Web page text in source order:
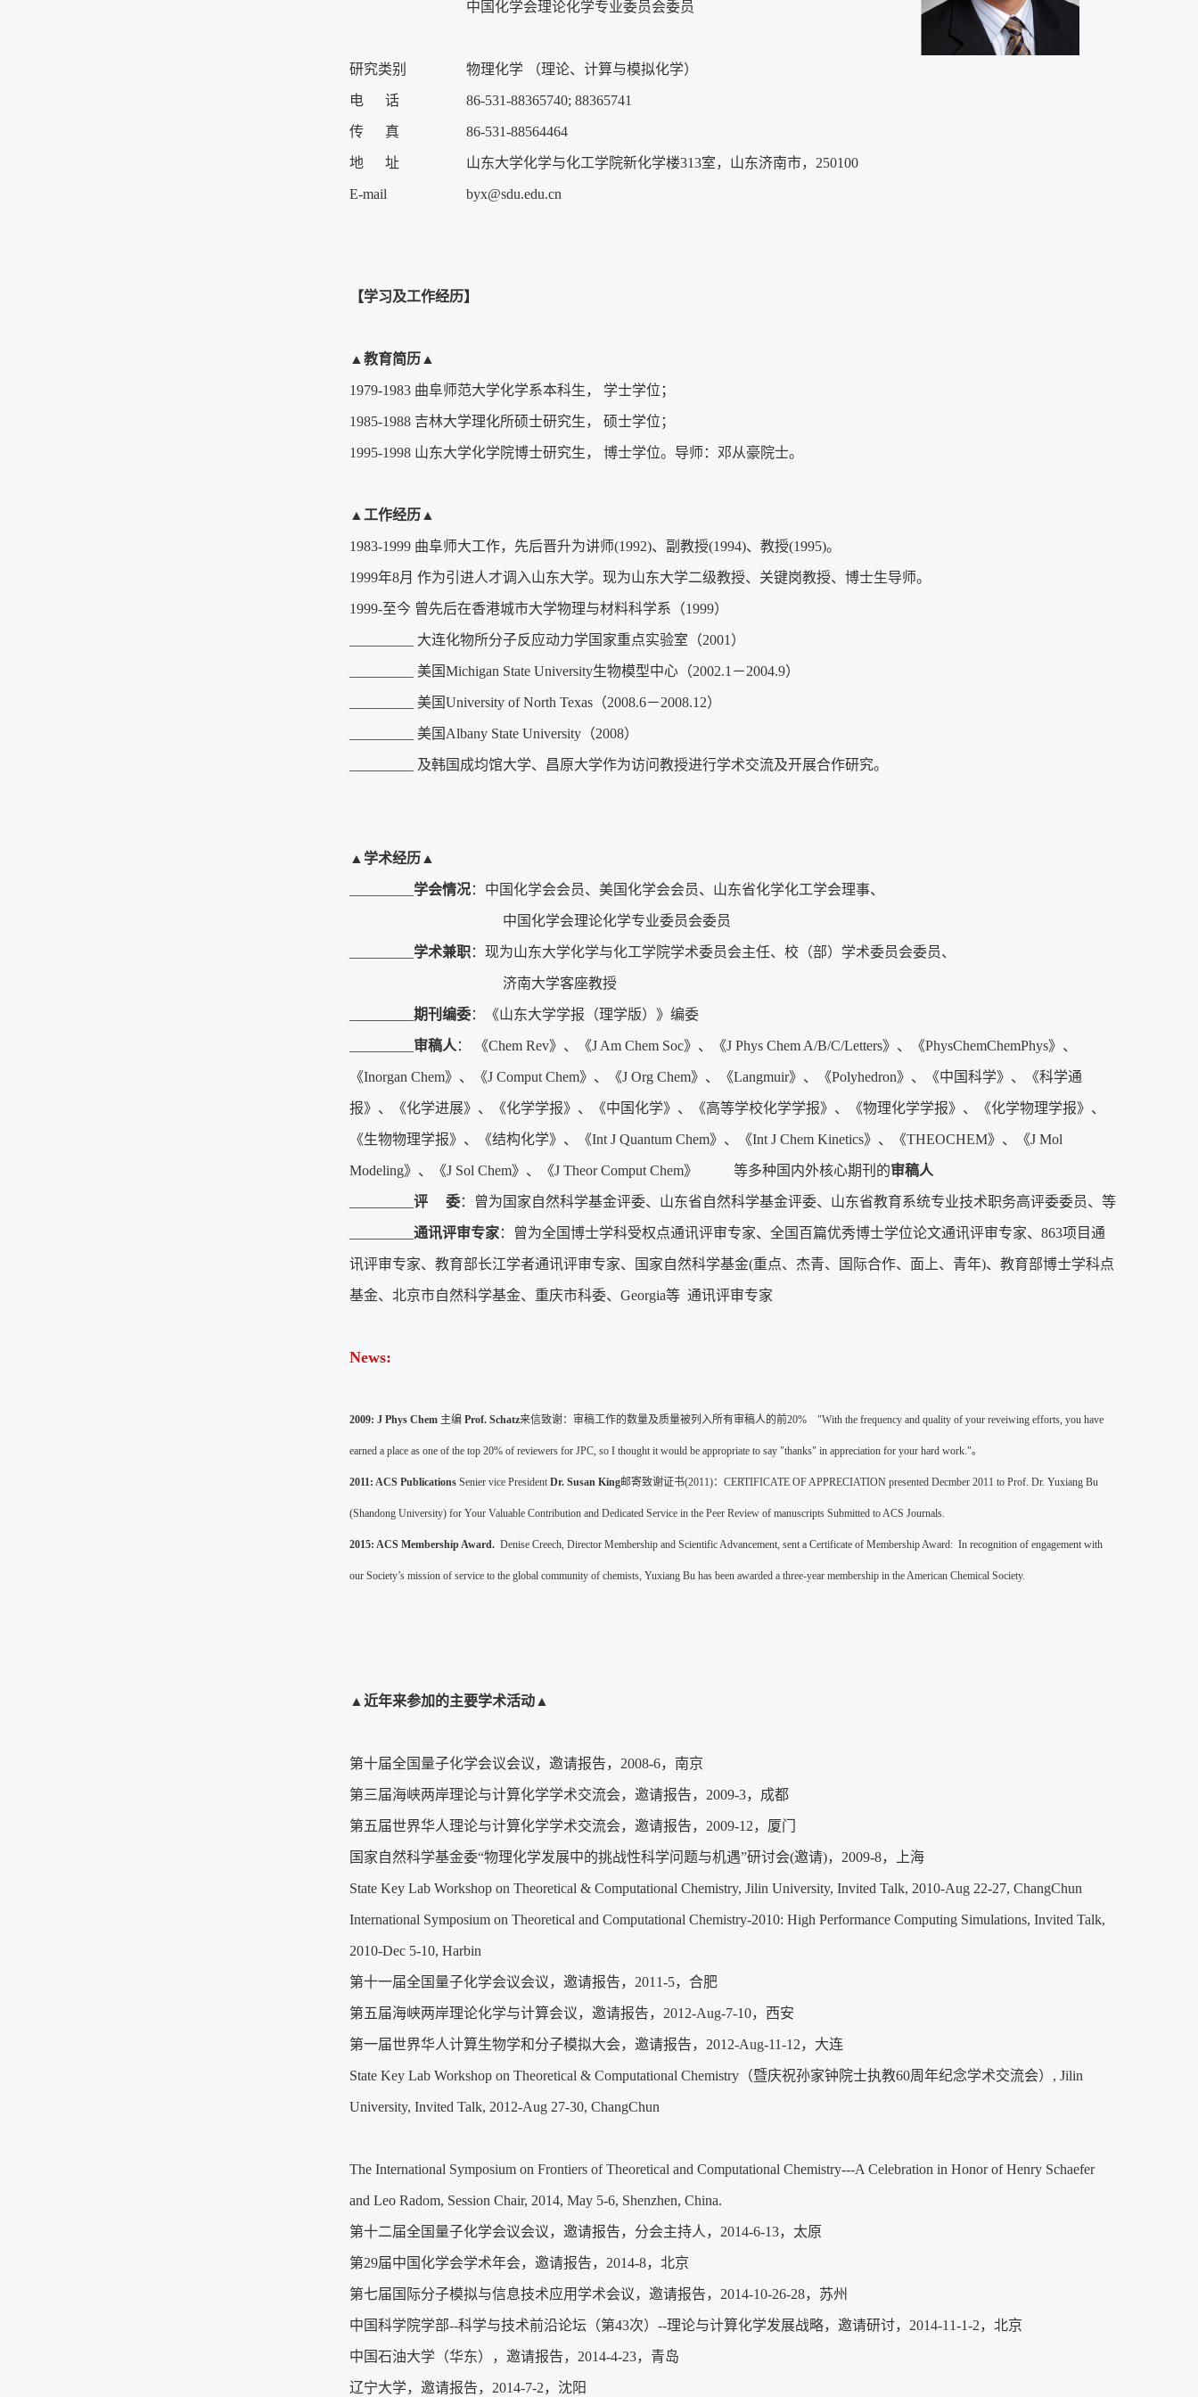
中国化学会理论化学专业委员会委员
研究类别 物理化学 （理论、计算与模拟化学）
电 话 86-531-88365740; 88365741
传 真 86-531-88564464
地 址 山东大学化学与化工学院新化学楼313室，山东济南市，250100
E-mail byx@sdu.edu.cn
【学习及工作经历】
▲ 教育简历 ▲
1979-1983 曲阜师范大学化学系本科生， 学士学位；
1985-1988 吉林大学理化所硕士研究生， 硕士学位；
1995-1998 山东大学化学院博士研究生， 博士学位。导师：邓从豪院士。
▲ 工作经历 ▲
1983-1999 曲阜师大工作，先后晋升为讲师(1992)、副教授(1994)、教授(1995)。
1999年8月 作为引进人才调入山东大学。现为山东大学二级教授、关键岗教授、博士生导师。
1999-至今 曾先后在香港城市大学物理与材料科学系（1999）
_________ 大连化物所分子反应动力学国家重点实验室（2001）
_________ 美国Michigan State University生物模型中心（2002.1－2004.9）
_________ 美国University of North Texas（2008.6－2008.12）
_________ 美国Albany State University（2008）
_________ 及韩国成均馆大学、昌原大学作为访问教授进行学术交流及开展合作研究。
▲ 学术经历 ▲
学会情况：中国化学会会员、美国化学会会员、山东省化学化工学会理事、
中国化学会理论化学专业委员会委员
学术兼职：现为山东大学化学与化工学院学术委员会主任、校（部）学术委员会委员、
济南大学客座教授
期刊编委：《山东大学学报（理学版）》编委
审稿人 ： 《Chem Rev》、《J Am Chem Soc》、《J Phys Chem A/B/C/Letters》、《PhysChemChemPhys》、
《Inorgan Chem》、《J Comput Chem》、《J Org Chem》、《Langmuir》、《Polyhedron》、《中国科学》、《科学通
报》、《化学进展》、《化学学报》、《中国化学》、《高等学校化学学报》、《物理化学学报》、《化学物理学报》、
《生物物理学报》、《结构化学》、《Int J Quantum Chem》、《Int J Chem Kinetics》、《THEOCHEM》、《J Mol
Modeling》、《J Sol Chem》、《J Theor Comput Chem》 等多种国内外核心期刊的审稿人
评 委：曾为国家自然科学基金评委、山东省自然科学基金评委、山东省教育系统专业技术职务高评委委员、等
通讯评审专家：曾为全国博士学科受权点通讯评审专家、全国百篇优秀博士学位论文通讯评审专家、863项目通
讯评审专家、教育部长江学者通讯评审专家、国家自然科学基金(重点、杰青、国际合作、面上、青年)、教育部博士学科点
基金、北京市自然科学基金、重庆市科委、Georgia等 通讯评审专家
News:
2009: J Phys Chem 主编 Prof. Schatz来信致谢：审稿工作的数量及质量被列入所有审稿人的前20% "With the frequency and quality of your reveiwing efforts, you have
earned a place as one of the top 20% of reviewers for JPC, so I thought it would be appropriate to say "thanks" in appreciation for your hard work."。
2011: ACS Publications Senier vice President Dr. Susan King邮寄致谢证书(2011)：CERTIFICATE OF APPRECIATION presented Decmber 2011 to Prof. Dr. Yuxiang Bu
(Shandong University) for Your Valuable Contribution and Dedicated Service in the Peer Review of manuscripts Submitted to ACS Journals.
2015: ACS Membership Award. Denise Creech, Director Membership and Scientific Advancement, sent a Certificate of Membership Award: In recognition of engagement with
our Society’s mission of service to the global community of chemists, Yuxiang Bu has been awarded a three-year membership in the American Chemical Society.
▲ 近年来参加的主要学术活动 ▲
第十届全国量子化学会议会议，邀请报告，2008-6，南京
第三届海峡两岸理论与计算化学学术交流会，邀请报告，2009-3，成都
第五届世界华人理论与计算化学学术交流会，邀请报告，2009-12，厦门
国家自然科学基金委“物理化学发展中的挑战性科学问题与机遇”研讨会(邀请)，2009-8，上海
State Key Lab Workshop on Theoretical & Computational Chemistry, Jilin University, Invited Talk, 2010-Aug 22-27, ChangChun
International Symposium on Theoretical and Computational Chemistry-2010: High Performance Computing Simulations, Invited Talk,
2010-Dec 5-10, Harbin
第十一届全国量子化学会议会议，邀请报告，2011-5，合肥
第五届海峡两岸理论化学与计算会议，邀请报告，2012-Aug-7-10，西安
第一届世界华人计算生物学和分子模拟大会，邀请报告，2012-Aug-11-12，大连
State Key Lab Workshop on Theoretical & Computational Chemistry（暨庆祝孙家钟院士执教60周年纪念学术交流会）, Jilin
University, Invited Talk, 2012-Aug 27-30, ChangChun
The International Symposium on Frontiers of Theoretical and Computational Chemistry---A Celebration in Honor of Henry Schaefer
and Leo Radom, Session Chair, 2014, May 5-6, Shenzhen, China.
第十二届全国量子化学会议会议，邀请报告，分会主持人，2014-6-13，太原
第29届中国化学会学术年会，邀请报告，2014-8，北京
第七届国际分子模拟与信息技术应用学术会议，邀请报告，2014-10-26-28，苏州
中国科学院学部--科学与技术前沿论坛（第43次）--理论与计算化学发展战略，邀请研讨，2014-11-1-2，北京
中国石油大学（华东），邀请报告，2014-4-23，青岛
辽宁大学，邀请报告，2014-7-2，沈阳